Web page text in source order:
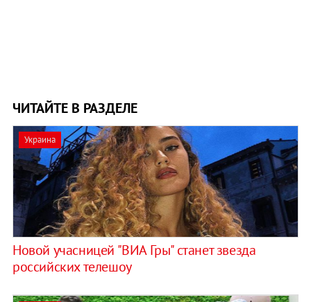
ЧИТАЙТЕ В РАЗДЕЛЕ
Украина
Новой учасницей "ВИА Гры" станет звезда
российских телешоу